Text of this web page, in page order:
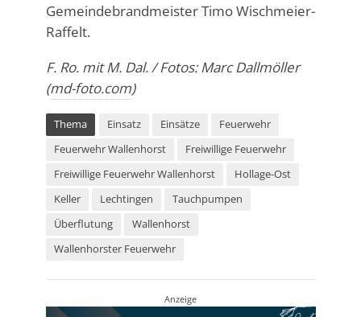
Gemeindebrandmeister Timo Wischmeier-
Raffelt.
F. Ro. mit M. Dal. / Fotos: Marc Dallmöller
(md-foto.com)
Thema Einsatz Einsätze
Feuerwehr
Feuerwehr Wallenhorst
Freiwillige Feuerwehr
Freiwillige Feuerwehr Wallenhorst
Hollage-Ost
Keller
Lechtingen
Tauchpumpen
Überflutung
Wallenhorst
Wallenhorster Feuerwehr
Anzeige